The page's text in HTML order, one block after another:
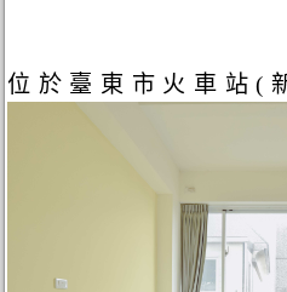
位於臺東市火車站(